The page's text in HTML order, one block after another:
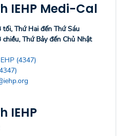
IEHP Medi-Cal
Thứ Hai đến Thứ Sáu
Thứ Bảy đến Chủ Nhật
(4347)
IEHP